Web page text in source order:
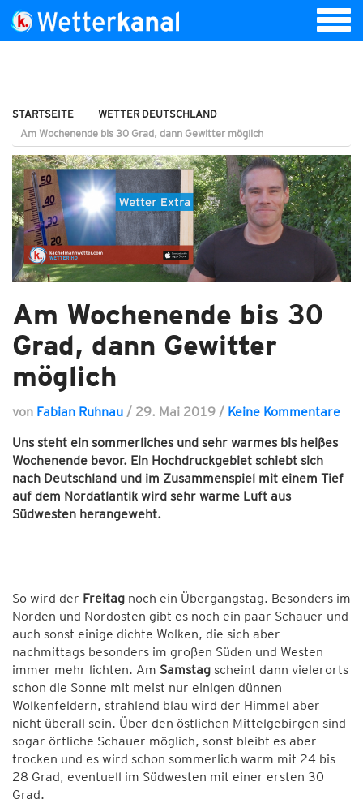
STARTSEITE
WETTER DEUTSCHLAND
Am Wochenende bis 30 Grad, dann Gewitter möglich
Am Wochenende bis 30
Grad, dann Gewitter
möglich
von Fabian Ruhnau / 29. Mai 2019 / Keine Kommentare
Uns steht ein sommerliches und sehr warmes bis heißes
Wochenende bevor. Ein Hochdruckgebiet schiebt sich
nach Deutschland und im Zusammenspiel mit einem Tief
auf dem Nordatlantik wird sehr warme Luft aus
Südwesten herangeweht.
So wird der Freitag noch ein Übergangstag. Besonders im
Norden und Nordosten gibt es noch ein paar Schauer und
auch sonst einige dichte Wolken, die sich aber
nachmittags besonders im großen Süden und Westen
immer mehr lichten. Am Samstag scheint dann vielerorts
schon die Sonne mit meist nur einigen dünnen
Wolkenfeldern, strahlend blau wird der Himmel aber
nicht überall sein. Über den östlichen Mittelgebirgen sind
sogar örtliche Schauer möglich, sonst bleibt es aber
trocken und es wird schon sommerlich warm mit 24 bis
28 Grad, eventuell im Südwesten mit einer ersten 30
Grad.